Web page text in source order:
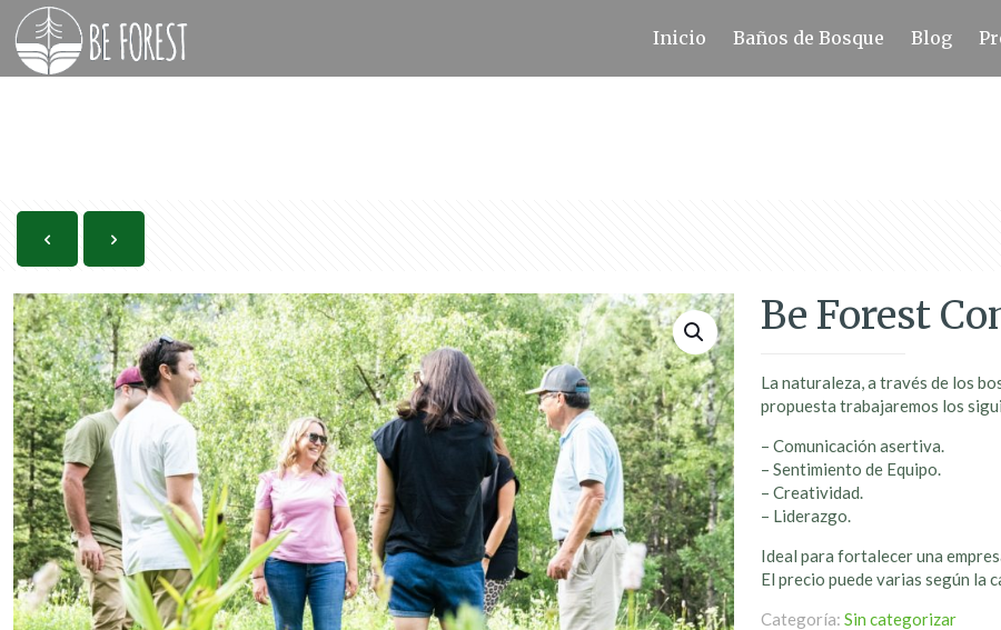
Inicio Baños de Bosque Blog
Be Forest
La naturaleza, a través de los
propuesta trabajaremos los
– Comunicación asertiva.
– Sentimiento de Equipo.
– Creatividad.
– Liderazgo.
Ideal para fortalecer una
El precio puede varias según la
Categoría: Sin categorizar